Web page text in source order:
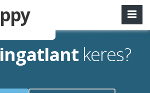
ingatlant keres?